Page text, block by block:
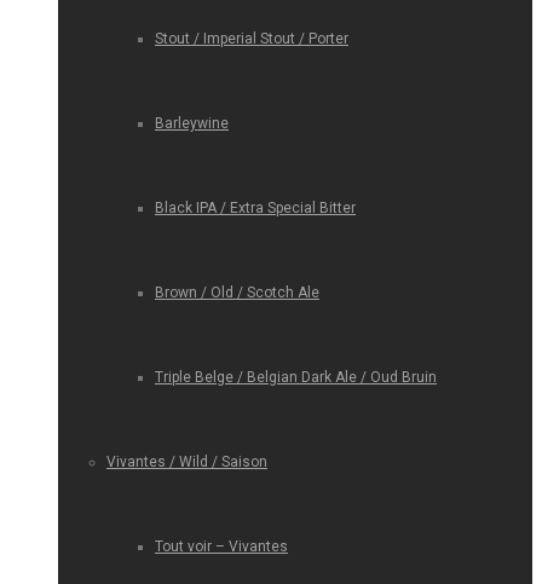
Stout / Imperial Stout / Porter
Barleywine
Black IPA / Extra Special Bitter
Brown / Old / Scotch Ale
Triple Belge / Belgian Dark Ale / Oud Bruin
Vivantes / Wild / Saison
Tout voir – Vivantes